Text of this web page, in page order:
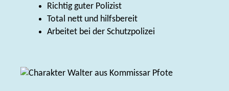
Richtig guter Polizist
Total nett und hilfsbereit
Arbeitet bei der Schutzpolizei